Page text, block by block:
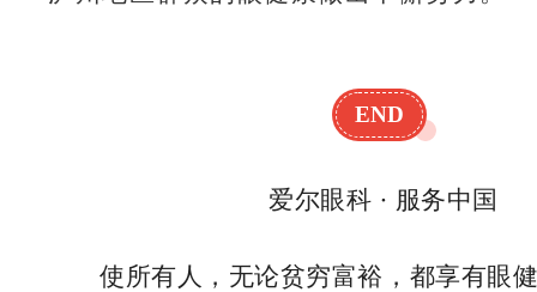
END
爱尔眼科 · 服务中国
使所有人，无论贫穷富裕，都享有眼